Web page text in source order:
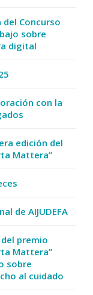
del Concurso
sobre
digital
con la
edición del
Mattera”
de AIJUDEFA
premio
Mattera”
sobre
al cuidado